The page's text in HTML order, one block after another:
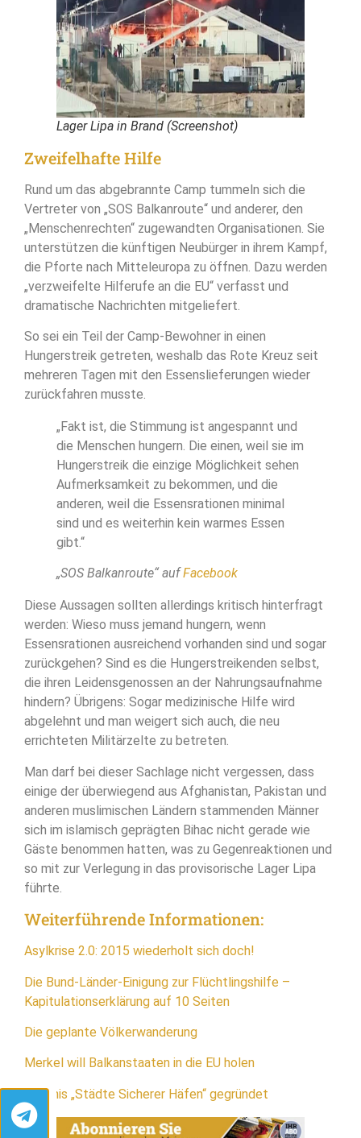
Lager Lipa in Brand (Screenshot)
Zweifelhafte Hilfe
Rund um das abgebrannte Camp tummeln sich die
Vertreter von „SOS Balkanroute“ und anderer, den
„Menschenrechten“ zugewandten Organisationen. Sie
unterstützen die künftigen Neubürger in ihrem Kampf,
die Pforte nach Mitteleuropa zu öffnen. Dazu werden
„verzweifelte Hilferufe an die EU“ verfasst und
dramatische Nachrichten mitgeliefert.
So sei ein Teil der Camp-Bewohner in einen
Hungerstreik getreten, weshalb das Rote Kreuz seit
mehreren Tagen mit den Essenslieferungen wieder
zurückfahren musste.
„Fakt ist, die Stimmung ist angespannt und
die Menschen hungern. Die einen, weil sie im
Hungerstreik die einzige Möglichkeit sehen
Aufmerksamkeit zu bekommen, und die
anderen, weil die Essensrationen minimal
sind und es weiterhin kein warmes Essen
gibt.“
„SOS Balkanroute“ aufFacebook
Diese Aussagen sollten allerdings kritisch hinterfragt
werden: Wieso muss jemand hungern, wenn
Essensrationen ausreichend vorhanden sind und sogar
zurückgehen? Sind es die Hungerstreikenden selbst,
die ihren Leidensgenossen an der Nahrungsaufnahme
hindern? Übrigens: Sogar medizinische Hilfe wird
abgelehnt und man weigert sich auch, die neu
errichteten Militärzelte zu betreten.
Man darf bei dieser Sachlage nicht vergessen, dass
einige der überwiegend aus Afghanistan, Pakistan und
anderen muslimischen Ländern stammenden Männer
sich im islamisch geprägten Bihac nicht gerade wie
Gäste benommen hatten, was zu Gegenreaktionen und
so mit zur Verlegung in das provisorische Lager Lipa
führte.
Weiterführende Informationen:
Asylkrise 2.0: 2015 wiederholt sich doch!
Die Bund-Länder-Einigung zur Flüchtlingshilfe –
Kapitulationserklärung auf 10 Seiten
Die geplante Völkerwanderung
Merkel will Balkanstaaten in die EU holen
Bündnis „Städte Sicherer Häfen“ gegründet